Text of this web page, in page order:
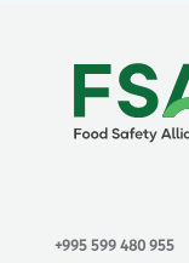
+995 599 480 955